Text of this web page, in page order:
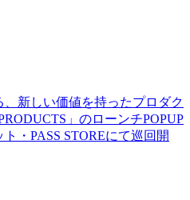
新しい価値を持ったプロダク
」のローンチPOPUP
・PASS STOREにて巡回開